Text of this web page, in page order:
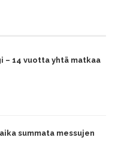
– 14 vuotta yhtä matkaa
summata messujen